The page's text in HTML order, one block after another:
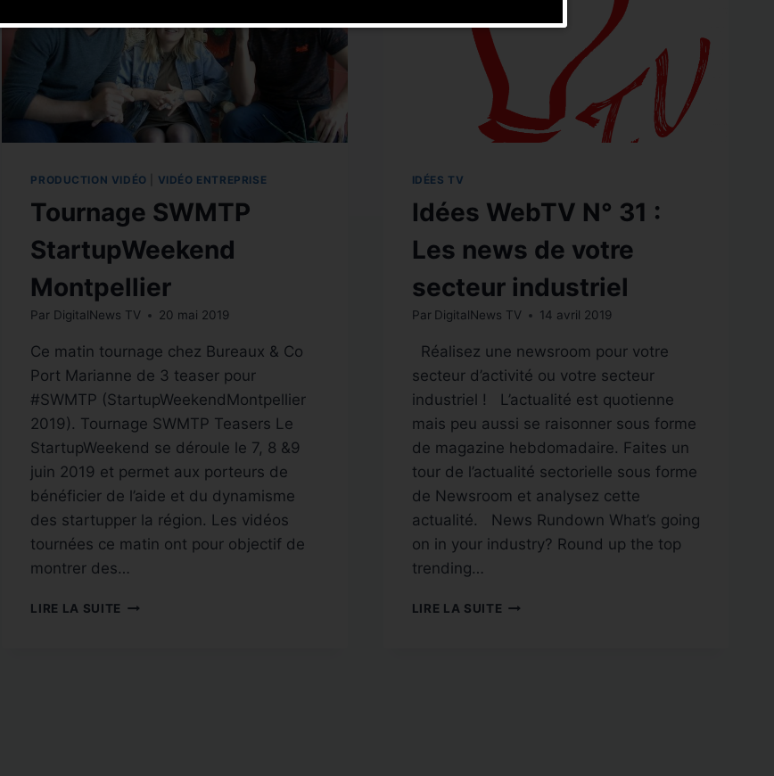
PRODUCTION VIDÉO VIDÉO ENTREPRISE
Tournage SWMTP
StartupWeekend
Montpellier
Par DigitalNews TV 20 mai 2019
Ce matin tournage chez Bureaux & Co
Port Marianne de 3 teaser pour
#SWMTP (StartupWeekendMontpellier
2019). Tournage SWMTP Teasers Le
StartupWeekend se déroule le 7, 8 &9
juin 2019 et permet aux porteurs de
bénéficier de l’aide et du dynamisme
des startupper la région. Les vidéos
tournées ce matin ont pour objectif de
montrer des…
LIRE LA SUITE TOURNAGE
IDÉES TV
Idées WebTV N° 31 :
Les news de votre
secteur industriel
Par DigitalNews TV 14 avril 2019
Réalisez une newsroom pour votre
secteur d’activité ou votre secteur
industriel ! L’actualité est quotienne
mais peu aussi se raisonner sous forme
de magazine hebdomadaire. Faites un
tour de l’actualité sectorielle sous forme
de Newsroom et analysez cette
actualité. News Rundown What’s going
on in your industry? Round up the top
trending…
LIRE LA SUITE IDÉES